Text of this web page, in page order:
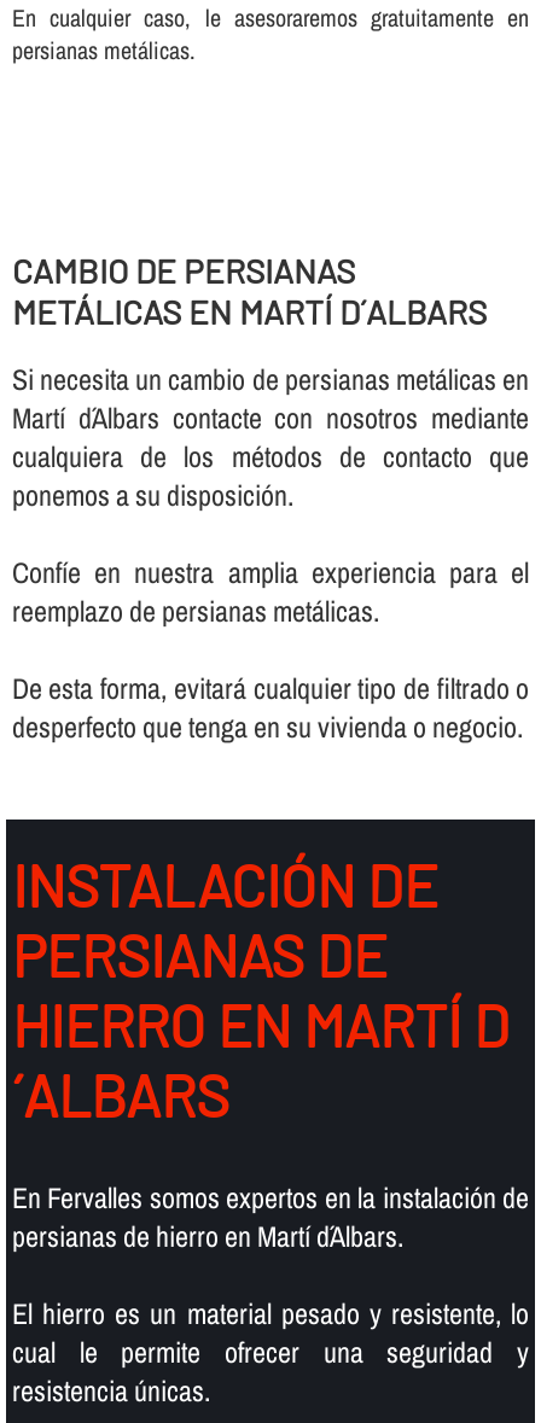
En cualquier caso, le asesoraremos gratuitamente en
persianas metálicas.
CAMBIO DE PERSIANAS
METÁLICAS EN MARTÍ D´ALBARS
Si necesita un cambio de persianas metálicas en
Martí d´Albars contacte con nosotros mediante
cualquiera de los métodos de contacto que
ponemos a su disposición.
Confí­e en nuestra amplia experiencia para el
reemplazo de persianas metálicas.
De esta forma, evitará cualquier tipo de filtrado o
desperfecto que tenga en su vivienda o negocio.
INSTALACIÓN DE
PERSIANAS DE
HIERRO EN MARTÍ D
´ALBARS
En Fervalles somos expertos en la instalación de
persianas de hierro en Martí d´Albars.
El hierro es un material pesado y resistente, lo
cual le permite ofrecer una seguridad y
resistencia únicas.